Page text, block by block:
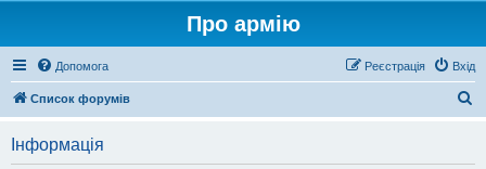
Про армію
Допомога Вхід
Реєстрація
Список форумів
Інформація